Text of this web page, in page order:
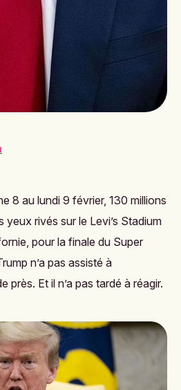
8 au lundi 9 février, 130 millions
yeux rivés sur le Levi’s Stadium
pour la finale du Super
n’a pas assisté à
près. Et il n’a pas tardé à réagir.